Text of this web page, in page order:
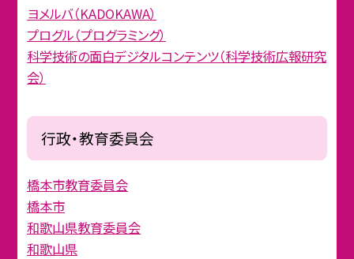
ヨメルバ（KADOKAWA）
プログル（プログラミング）
科学技術の面白デジタルコンテンツ（科学技術広報研究
会）
行政・教育委員会
橋本市教育委員会
橋本市
和歌山県教育委員会
和歌山県